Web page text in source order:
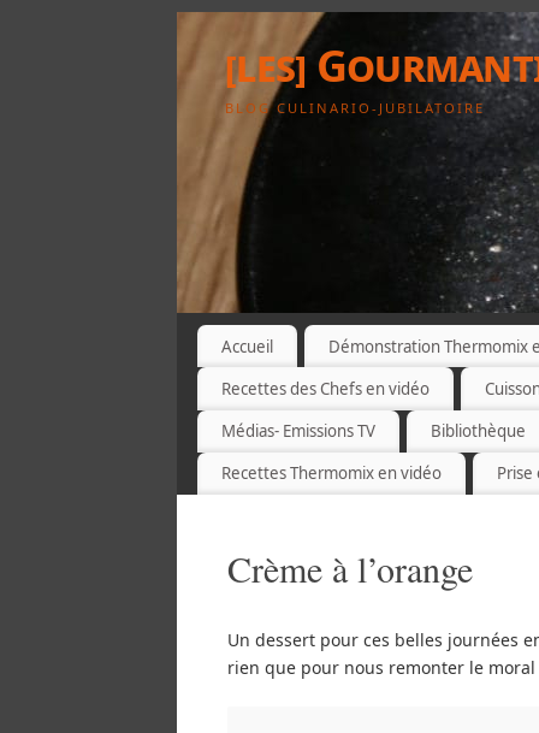
[les]
BLOG CULINARIO-JUBILATOIRE
Accueil Démonstration Thermomix
Recettes des Chefs en vidéo
Médias- Emissions TV
Bibliothèque
Recettes Thermomix en vidéo
Crème à l’orange
Un dessert pour ces belles journées
rien que pour nous remonter le moral